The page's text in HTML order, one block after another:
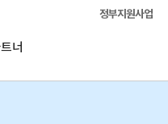
정부지원사업
너